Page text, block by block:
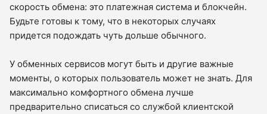
скорость обмена: это платежная система и блокчейн.
Будьте готовы к тому, что в некоторых случаях
придется подождать чуть дольше обычного.
У обменных сервисов могут быть и другие важные
моменты, о которых пользователь может не знать. Для
максимально комфортного обмена лучше
предварительно списаться со службой клиентской